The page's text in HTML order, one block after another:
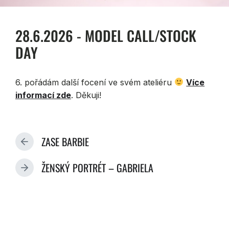
28.6.2026 - MODEL CALL/STOCK
DAY
6. pořádám další focení ve svém ateliéru
Více
informací zde. Děkuji!
П
Р
Е
ZASE BARBIE
С
ŽENSKÝ PORTRÉT – GABRIELA